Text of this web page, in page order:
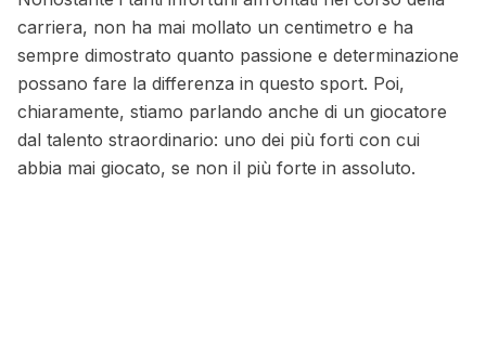
carriera, non ha mai mollato un centimetro e ha
sempre dimostrato quanto passione e determinazione
possano fare la differenza in questo sport. Poi,
chiaramente, stiamo parlando anche di un giocatore
dal talento straordinario: uno dei più forti con cui
abbia mai giocato, se non il più forte in assoluto.